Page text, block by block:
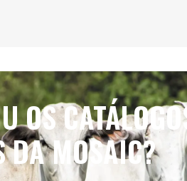
OS
DA MOSAIC?